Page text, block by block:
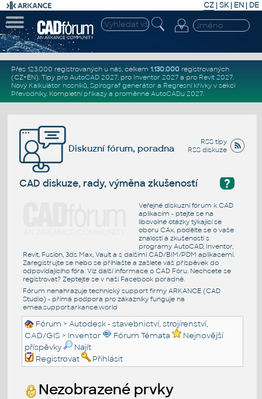
CZ | SK| EN | DE
Přes 123.000 registrovaných u nás, celkem 1.130.000registrovaných
(CZ+EN). Tipy pro AutoCAD 2027, pro Inventor 2027a pro Revit 2027.
Nový Kalkulátor nosníků, Spirograf generátor a Regresní křivkyv sekci
Převodníky. Kompletní příkazya proměnné AutoCADu 2027.
RSS tipy
RSS diskuze
Diskuzní fórum, poradna
?
CAD diskuze, rady, výměna zkušeností
Veřejné diskuzní fórum k CAD
aplikacím - ptejte se na
libovolné otázky týkající se
oboru CAx, podělte se o vaše
znalosti a zkušenosti s
programy AutoCAD, Inventor,
Revit, Fusion, 3ds Max, Vault a s dalšími CAD/BIM/PDM aplikacemi.
Zaregistrujte se nebo se přihlašte a zašlete váš příspěvek do
odpovídajícího fóra. Viz další informace o CAD Fóru. Nechcete se
registrovat? Zeptejte se v naší Facebook poradně.
Fórum nenahrazuje technický support firmy ARKANCE (CAD
Studio) - přímá podpora pro zákazníky funguje na
emea.support.arkance.world
Fórum >Autodesk - stavebnictví, strojírenství,
CAD/GIS > Inventor Fórum Témata
Nejnovější
příspěvky
Najít
Registrovat
Přihlásit
Nezobrazené prvky